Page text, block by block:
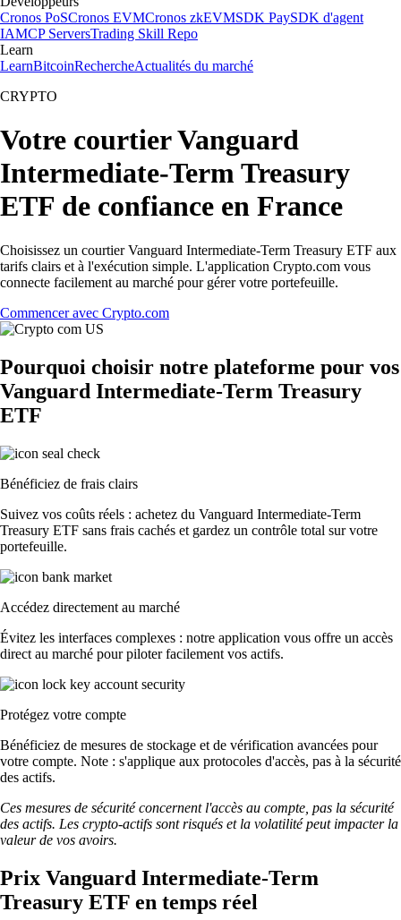
Cronos PoSCronos EVMCronos zkEVMSDK PaySDK d'agent
IAMCP ServersTrading Skill Repo
Learn
LearnBitcoinRechercheActualités du marché
CRYPTO
Votre courtier Vanguard
Intermediate-Term Treasury
ETF de confiance en France
Choisissez un courtier Vanguard Intermediate-Term Treasury ETF aux
tarifs clairs et à l'exécution simple. L'application Crypto.com vous
connecte facilement au marché pour gérer votre portefeuille.
Commencer avec Crypto.com
Pourquoi choisir notre plateforme pour vos
Vanguard Intermediate-Term Treasury
ETF
Bénéficiez de frais clairs
Suivez vos coûts réels : achetez du Vanguard Intermediate-Term
Treasury ETF sans frais cachés et gardez un contrôle total sur votre
portefeuille.
Accédez directement au marché
Évitez les interfaces complexes : notre application vous offre un accès
direct au marché pour piloter facilement vos actifs.
Protégez votre compte
Bénéficiez de mesures de stockage et de vérification avancées pour
votre compte. Note : s'applique aux protocoles d'accès, pas à la sécurité
des actifs.
Ces mesures de sécurité concernent l'accès au compte, pas la sécurité
des actifs. Les crypto-actifs sont risqués et la volatilité peut impacter la
valeur de vos avoirs.
Prix Vanguard Intermediate-Term
Treasury ETF en temps réel